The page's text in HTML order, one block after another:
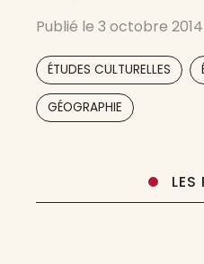
l’équipe avaient
l’aventure de La
nantaise qui
Publié le 3 octobre 2014
ÉTUDES CULTURELLES
GÉOGRAPHIE
LES